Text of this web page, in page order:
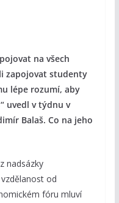
na všech
zapojovat studenty
lépe rozumí, aby
uvedl v týdnu v
Balaš. Co na jeho
nadsázky
od
fóru mluví